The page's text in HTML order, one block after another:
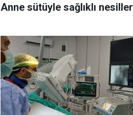
Anne sütüyle sağlıklı nesiller